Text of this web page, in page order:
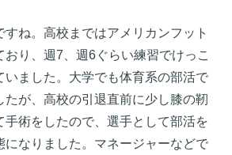
ね。高校まではアメリカンフット
おり、週7、週6ぐらい練習でけっこ
いました。大学でも体育系の部活で
たが、高校の引退直前に少し膝の靭
手術をしたので、選手として部活を
になりました。マネージャーなどで